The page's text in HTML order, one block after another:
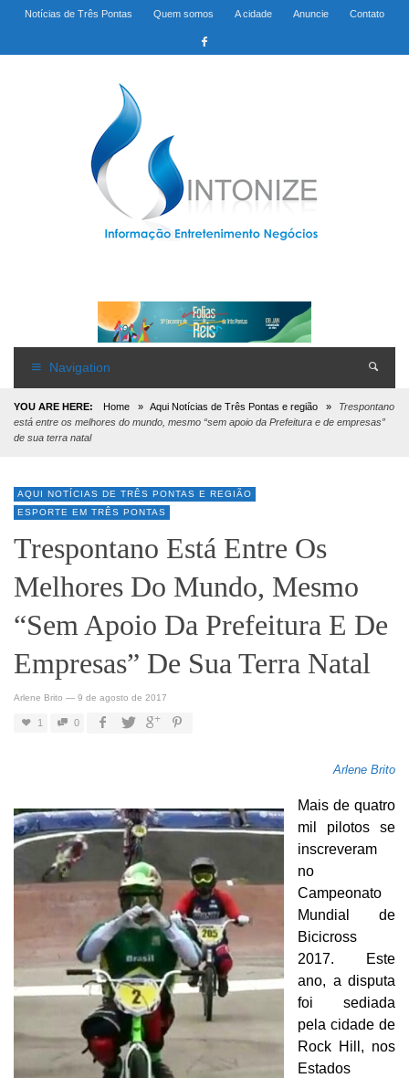
Notícias de Três Pontas Quem somos A cidade Anuncie Contato
Navigation
YOU ARE HERE: Home » Aqui Notícias de Três Pontas e região »
Trespontano
está entre os melhores do mundo, mesmo “sem apoio da Prefeitura e de empresas”
de sua terra natal
AQUI NOTÍCIAS DE TRÊS PONTAS E REGIÃO
ESPORTE EM TRÊS PONTAS
Trespontano Está Entre Os
Melhores Do Mundo, Mesmo
“sem Apoio Da Prefeitura E De
Empresas” De Sua Terra Natal
Arlene Brito — 9 de agosto de 2017
1 0
Arlene Brito
Mais de quatro
mil pilotos se
inscreveram
no
Campeonato
Mundial de
Bicicross
2017. Este
ano, a disputa
foi sediada
pela cidade de
Rock Hill, nos
Estados